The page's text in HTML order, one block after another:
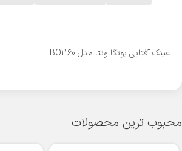
عینک آفتابی بوتگا ونتا مدل BO1160
محبوب ترین محصولات